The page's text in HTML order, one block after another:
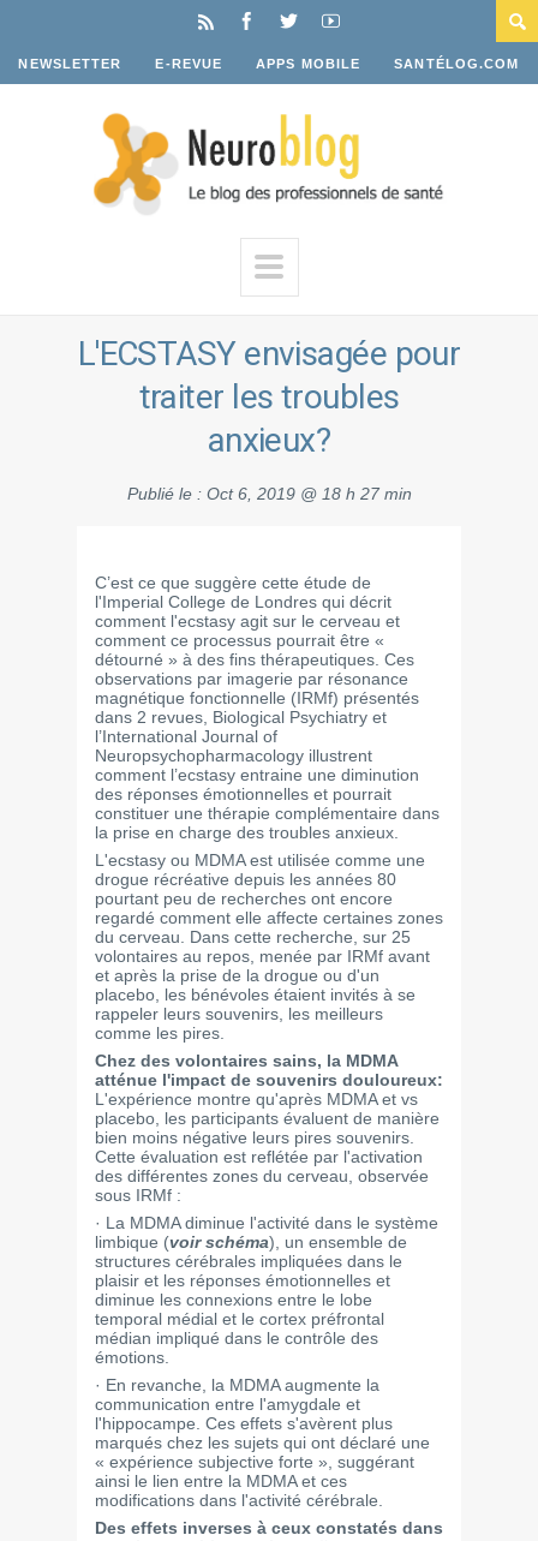
NEWSLETTER E-REVUE APPS MOBILE SANTÉLOG.COM
L'ECSTASY envisagée pour
traiter les troubles
anxieux?
Publié le : Oct 6, 2019 @ 18 h 27 min
C’est ce que suggère cette étude de
l'Imperial College de Londres qui décrit
comment l'ecstasy agit sur le cerveau et
comment ce processus pourrait être «
détourné » à des fins thérapeutiques. Ces
observations par imagerie par résonance
magnétique fonctionnelle (IRMf) présentés
dans 2 revues, Biological Psychiatry et
l’International Journal of
Neuropsychopharmacology illustrent
comment l’ecstasy entraine une diminution
des réponses émotionnelles et pourrait
constituer une thérapie complémentaire dans
la prise en charge des troubles anxieux.
L'ecstasy ou MDMA est utilisée comme une
drogue récréative depuis les années 80
pourtant peu de recherches ont encore
regardé comment elle affecte certaines zones
du cerveau. Dans cette recherche, sur 25
volontaires au repos, menée par IRMf avant
et après la prise de la drogue ou d'un
placebo, les bénévoles étaient invités à se
rappeler leurs souvenirs, les meilleurs
comme les pires.
Chez des volontaires sains, la MDMA
atténue l'impact de souvenirs douloureux:
L'expérience montre qu'après MDMA et vs
placebo, les participants évaluent de manière
bien moins négative leurs pires souvenirs.
Cette évaluation est reflétée par l'activation
des différentes zones du cerveau, observée
sous IRMf :
· La MDMA diminue l'activité dans le système
limbique (voir schéma), un ensemble de
structures cérébrales impliquées dans le
plaisir et les réponses émotionnelles et
diminue les connexions entre le lobe
temporal médial et le cortex préfrontal
médian impliqué dans le contrôle des
émotions.
· En revanche, la MDMA augmente la
communication entre l'amygdale et
l'hippocampe. Ces effets s'avèrent plus
marqués chez les sujets qui ont déclaré une
« expérience subjective forte », suggérant
ainsi le lien entre la MDMA et ces
modifications dans l'activité cérébrale.
Des effets inverses à ceux constatés dans